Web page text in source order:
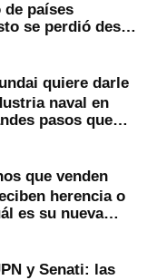
países
se perdió desde
quiere darle
naval en
pasos que
que venden
herencia o
es su nueva
y Senati: las